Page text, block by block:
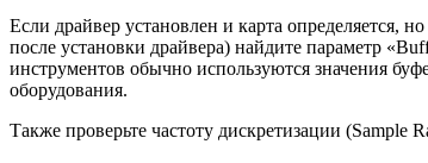
Если драйвер установлен и карта определяется,
после установки драйвера) найдите параметр
инструментов обычно используются значения
оборудования.
Также проверьте частоту дискретизации